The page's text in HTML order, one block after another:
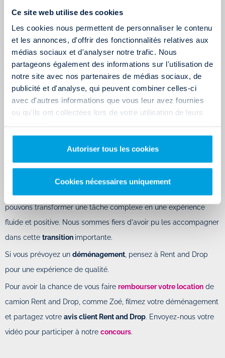
Ce site web utilise des cookies
Les cookies nous permettent de personnaliser le contenu
et les annonces, d'offrir des fonctionnalités relatives aux
médias sociaux et d'analyser notre trafic. Nous
partageons également des informations sur l'utilisation de
notre site avec nos partenaires de médias sociaux, de
publicité et d'analyse, qui peuvent combiner celles-ci
avec d'autres informations que vous leur avez fournies
ou qu'ils ont collectées lors de votre utilisation de leurs
Autoriser tous les cookies
Cookies nécessaires uniquement
SIMPLE RENT AND DROP
50% d'économies: Les frais de carburant et péages sont
divisés par deux sans trajet retour.
Kilométrage illimité: Pas de mauvaise surprise à l'arrivée.
Gain de temps: Sans trajet retour, vous réduisez votre
temps de parcours.
Plus sûr: Diminution des risques d'accidents et de
contraventions.
Le déménagement de Zoé de Lille à Rennes
pouvons transformer une tâche complexe en une expérience
fluide et positive. Nous sommes fiers d'avoir pu les accompagner
dans cette transition importante.
Si vous prévoyez un déménagement , pensez à Rent and Drop
pour une expérience de qualité.
Pour avoir la chance de vous faire rembourser votre location de
camion Rent and Drop, comme Zoé, filmez votre déménagement
et partagez votre avis client Rent and Drop. Envoyez-nous votre
vidéo pour participer à notre concours.